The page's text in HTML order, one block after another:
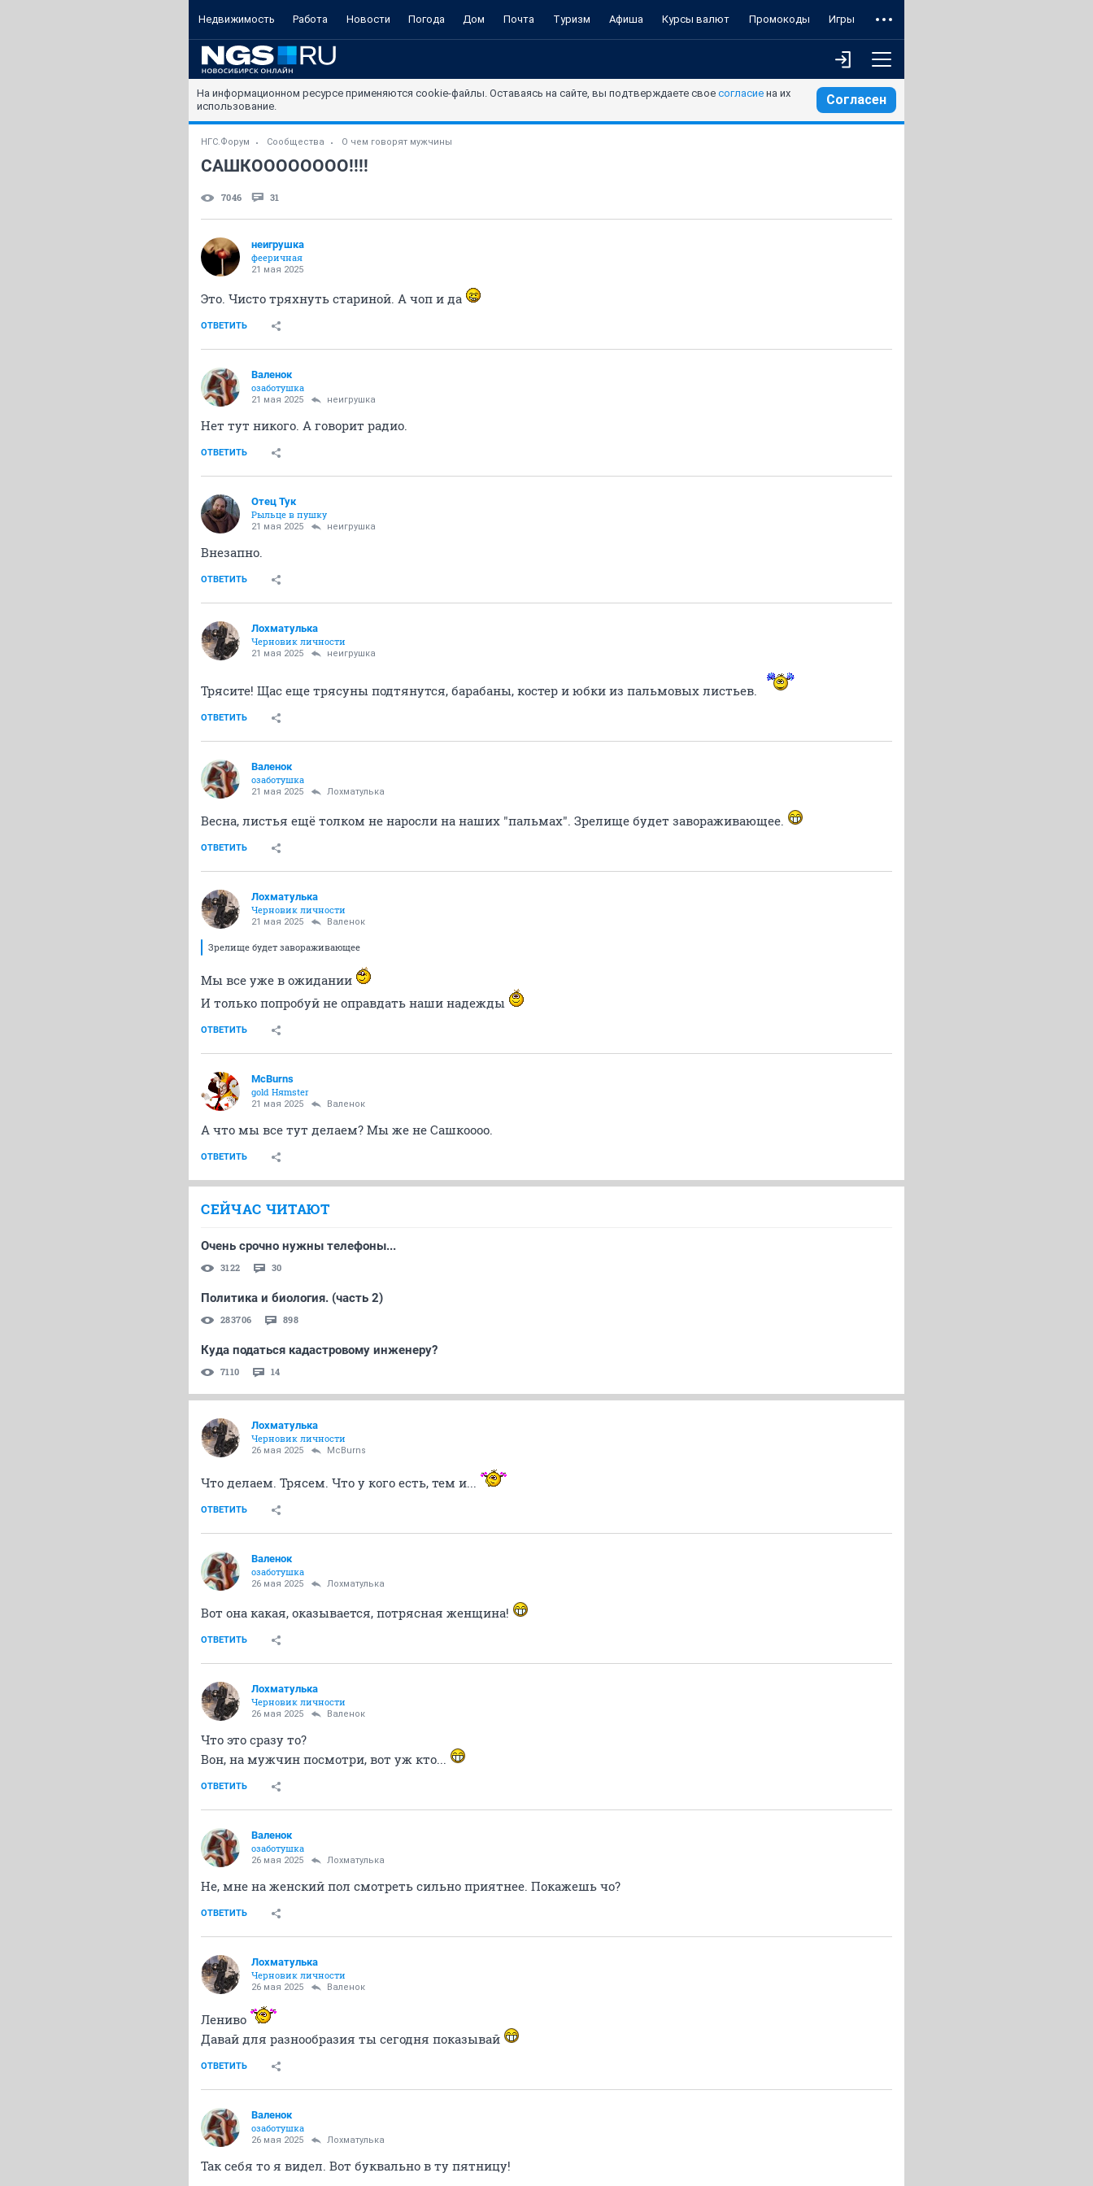
Недвижимость Работа Новости Погода Дом Почта Туризм Афиша Курсы валют Промокоды Игры
На информационном ресурсе применяются cookie-файлы. Оставаясь на сайте, вы подтверждаете свое согласие на их
использование.
Согласен
НГС.Форум Сообщества О чем говорят мужчины
САШКОООООООО!!!!
7046 31
неигрушка
фееричная
21 мая 2025
Это. Чисто тряхнуть стариной. А чоп и да
ОТВЕТИТЬ
Валенок
озаботушка
21 мая 2025 неигрушка
Нет тут никого. А говорит радио.
ОТВЕТИТЬ
Отец Тук
Рыльце в пушку
21 мая 2025 неигрушка
Внезапно.
ОТВЕТИТЬ
Лохматулька
Черновик личности
21 мая 2025 неигрушка
Трясите! Щас еще трясуны подтянутся, барабаны, костер и юбки из пальмовых листьев.
ОТВЕТИТЬ
Валенок
озаботушка
21 мая 2025 Лохматулька
Весна, листья ещё толком не наросли на наших "пальмах". Зрелище будет завораживающее.
ОТВЕТИТЬ
Лохматулька
Черновик личности
21 мая 2025 Валенок
Зрелище будет завораживающее
Мы все уже в ожидании
И только попробуй не оправдать наши надежды
ОТВЕТИТЬ
McBurns
gold Няmster
21 мая 2025 Валенок
А что мы все тут делаем? Мы же не Сашкоооо.
ОТВЕТИТЬ
СЕЙЧАС ЧИТАЮТ
Очень срочно нужны телефоны...
3122 30
Политика и биология. (часть 2)
283706 898
Куда податься кадастровому инженеру?
7110 14
Лохматулька
Черновик личности
26 мая 2025 McBurns
Что делаем. Трясем. Что у кого есть, тем и...
ОТВЕТИТЬ
Валенок
озаботушка
26 мая 2025 Лохматулька
Вот она какая, оказывается, потрясная женщина!
ОТВЕТИТЬ
Лохматулька
Черновик личности
26 мая 2025 Валенок
Что это сразу то?
Вон, на мужчин посмотри, вот уж кто...
ОТВЕТИТЬ
Валенок
озаботушка
26 мая 2025 Лохматулька
Не, мне на женский пол смотреть сильно приятнее. Покажешь чо?
ОТВЕТИТЬ
Лохматулька
Черновик личности
26 мая 2025 Валенок
Лениво
Давай для разнообразия ты сегодня показывай
ОТВЕТИТЬ
Валенок
озаботушка
26 мая 2025 Лохматулька
Так себя то я видел. Вот буквально в ту пятницу!